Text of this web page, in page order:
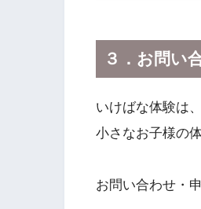
３．お問い
いけばな体験は
小さなお子様の
お問い合わせ・